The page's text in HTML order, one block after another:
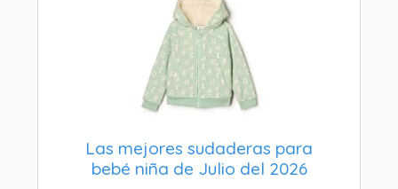
Las mejores sudaderas para
bebé niña de Julio del 2026